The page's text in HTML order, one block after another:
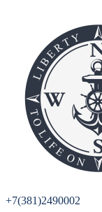
+7(381)2490002